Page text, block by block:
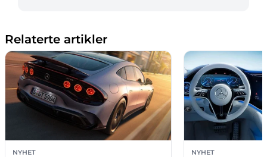
Relaterte artikler
NYHET NYHET